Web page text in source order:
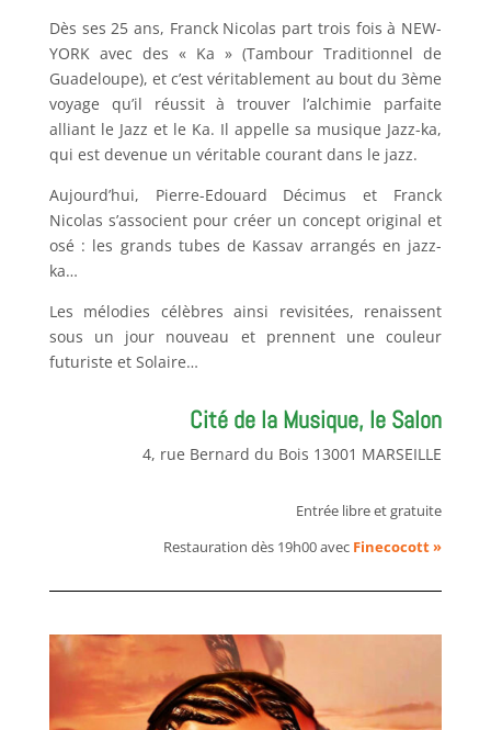
Dès ses 25 ans, Franck Nicolas part trois fois à NEW-
YORK avec des « Ka » (Tambour Traditionnel de
Guadeloupe), et c’est véritablement au bout du 3ème
voyage qu’il réussit à trouver l’alchimie parfaite
alliant le Jazz et le Ka. Il appelle sa musique Jazz-ka,
qui est devenue un véritable courant dans le jazz.
Aujourd’hui, Pierre-Edouard Décimus et Franck
Nicolas s’associent pour créer un concept original et
osé : les grands tubes de Kassav arrangés en jazz-
ka…
Les mélodies célèbres ainsi revisitées, renaissent
sous un jour nouveau et prennent une couleur
futuriste et Solaire…
Cité de la Musique, le Salon
4, rue Bernard du Bois 13001 MARSEILLE
Entrée libre et gratuite
Restauration dès 19h00 avec Finecocott »